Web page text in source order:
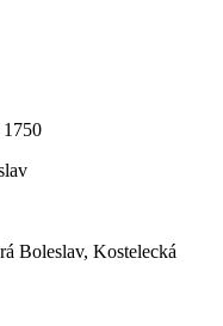
Boleslav, Kostelecká